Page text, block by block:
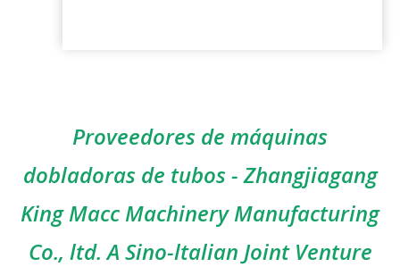
Proveedores de máquinas
dobladoras de tubos - Zhangjiagang
King Macc Machinery Manufacturing
Co., ltd. A Sino-ltalian Joint Venture